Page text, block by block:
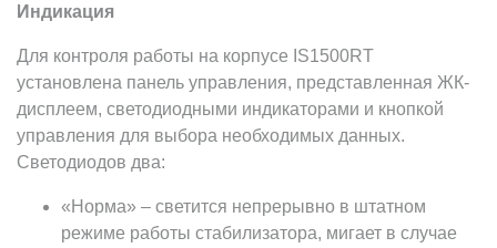
Индикация
Для контроля работы на корпусе IS1500RT
установлена панель управления, представленная ЖК-
дисплеем, светодиодными индикаторами и кнопкой
управления для выбора необходимых данных.
Светодиодов два:
«Норма» – светится непрерывно в штатном
режиме работы стабилизатора, мигает в случае